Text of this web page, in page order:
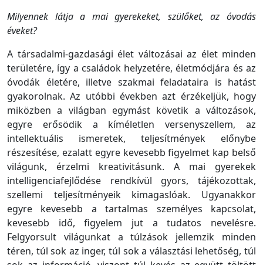
Milyennek látja a mai gyerekeket, szülőket, az óvodás
éveket?
A társadalmi-gazdasági élet változásai az élet minden
területére, így a családok helyzetére, életmódjára és az
óvodák életére, illetve szakmai feladataira is hatást
gyakorolnak. Az utóbbi években azt érzékeljük, hogy
miközben a világban egymást követik a változások,
egyre erősödik a kíméletlen versenyszellem, az
intellektuális ismeretek, teljesítmények előnybe
részesítése, ezalatt egyre kevesebb figyelmet kap belső
világunk, érzelmi kreativitásunk. A mai gyerekek
intelligenciafejlődése rendkívül gyors, tájékozottak,
szellemi teljesítményeik kimagaslóak. Ugyanakkor
egyre kevesebb a tartalmas személyes kapcsolat,
kevesebb idő, figyelem jut a tudatos nevelésre.
Felgyorsult világunkat a túlzások jellemzik minden
téren, túl sok az inger, túl sok a választási lehetőség, túl